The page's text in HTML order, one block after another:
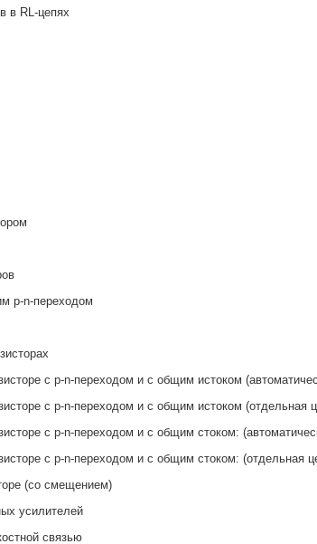
в RL-цепях
p-n-переходом
с p-n-переходом и с общим истоком
с p-n-переходом и с общим истоком (отдельная
с p-n-переходом и с общим стоком:
с p-n-переходом и с общим стоком: (отдельная
(со смещением)
усилителей
связью